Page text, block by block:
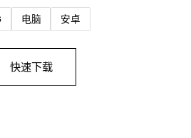
电脑 安卓
快速下载